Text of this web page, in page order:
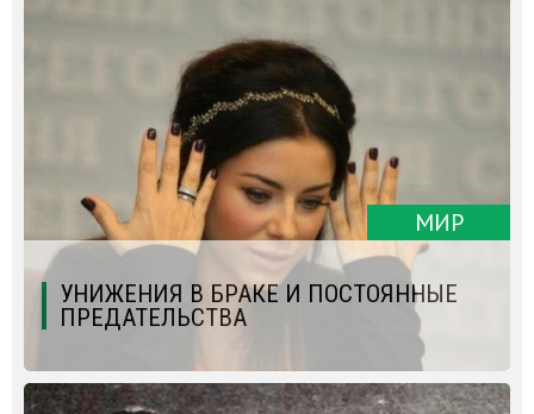
МИР
УНИЖЕНИЯ В БРАКЕ И ПОСТОЯННЫЕ
ПРЕДАТЕЛЬСТВА